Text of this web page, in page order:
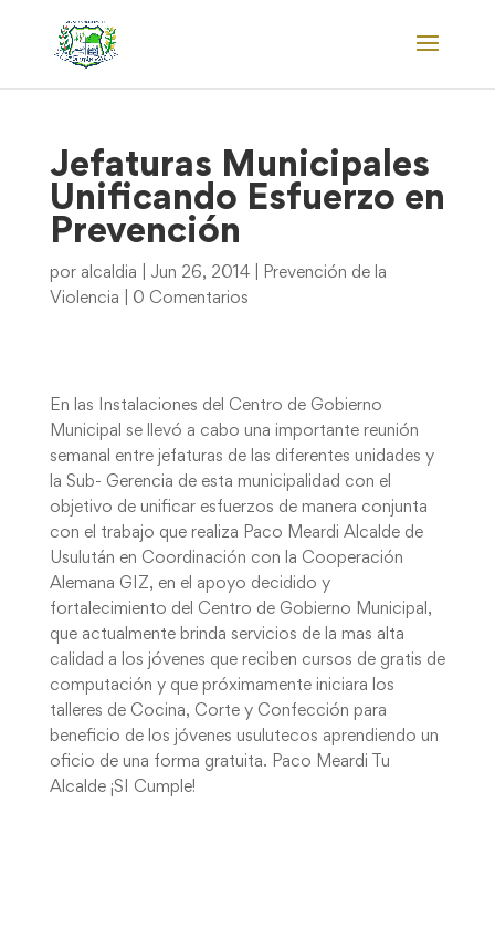
Jefaturas Municipales
Unificando Esfuerzo en
Prevención
por alcaldia Jun 26, 2014|
Prevención de la
Violencia
0 Comentarios
En las Instalaciones del Centro de Gobierno
Municipal se llevó a cabo una importante reunión
semanal entre jefaturas de las diferentes unidades y
la Sub- Gerencia de esta municipalidad con el
objetivo de unificar esfuerzos de manera conjunta
con el trabajo que realiza Paco Meardi Alcalde de
Usulután en Coordinación con la Cooperación
Alemana GIZ, en el apoyo decidido y
fortalecimiento del Centro de Gobierno Municipal,
que actualmente brinda servicios de la mas alta
calidad a los jóvenes que reciben cursos de gratis de
computación y que próximamente iniciara los
talleres de Cocina, Corte y Confección para
beneficio de los jóvenes usulutecos aprendiendo un
oficio de una forma gratuita. Paco Meardi Tu
Alcalde ¡SI Cumple!